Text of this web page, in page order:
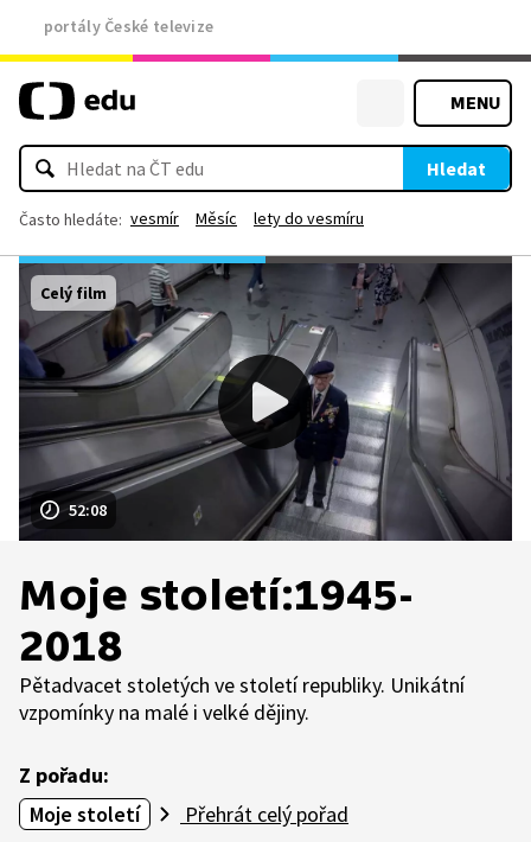
portály České televize
MENU
Hledat
Často hledáte: vesmír Měsíc lety do vesmíru
52:08
Celý film
Moje století:1945-
2018
Pětadvacet stoletých ve století republiky. Unikátní
vzpomínky na malé i velké dějiny.
Z pořadu:
Moje století
Přehrát celý pořad